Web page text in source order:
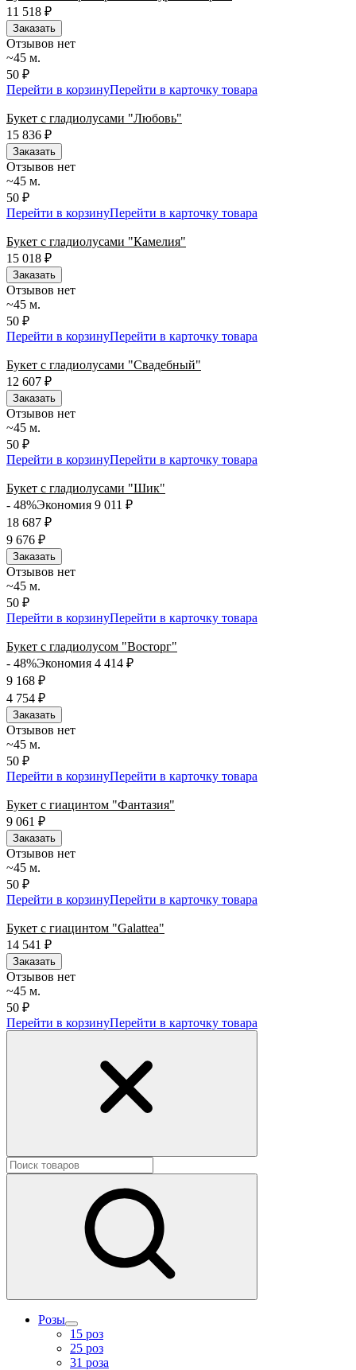
11 518 ₽
Заказать
Отзывов нет
~45 м.
50 ₽
Перейти в корзинуПерейти в карточку товара
Букет с гладиолусами "Любовь"
15 836 ₽
Заказать
Отзывов нет
~45 м.
50 ₽
Перейти в корзинуПерейти в карточку товара
Букет с гладиолусами "Камелия"
15 018 ₽
Заказать
Отзывов нет
~45 м.
50 ₽
Перейти в корзинуПерейти в карточку товара
Букет с гладиолусами "Свадебный"
12 607 ₽
Заказать
Отзывов нет
~45 м.
50 ₽
Перейти в корзинуПерейти в карточку товара
Букет с гладиолусами "Шик"
- 48%Экономия 9 011 ₽
18 687 ₽
9 676 ₽
Заказать
Отзывов нет
~45 м.
50 ₽
Перейти в корзинуПерейти в карточку товара
Букет с гладиолусом "Восторг"
- 48%Экономия 4 414 ₽
9 168 ₽
4 754 ₽
Заказать
Отзывов нет
~45 м.
50 ₽
Перейти в корзинуПерейти в карточку товара
Букет с гиацинтом "Фантазия"
9 061
₽
Заказать
Отзывов нет
~45 м.
50 ₽
Перейти в корзинуПерейти в карточку товара
Букет с гиацинтом "Galattea"
14 541
₽
Заказать
Отзывов нет
~45 м.
50 ₽
Перейти в корзинуПерейти в карточку товара
Розы
15 роз
25 роз
31 роза